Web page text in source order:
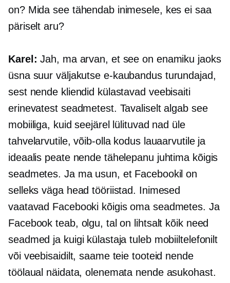
on? Mida see tähendab inimesele, kes ei saa
päriselt aru?
Karel: Jah, ma arvan, et see on enamiku jaoks
üsna suur väljakutse e-kaubandusturundajad,
sest nende kliendid külastavad veebisaiti
erinevatest seadmetest. Tavaliselt algab see
mobiiliga, kuid seejärel lülituvad nad üle
tahvelarvutile, võib-olla kodus lauaarvutile ja
ideaalis peate nende tähelepanu juhtima kõigis
seadmetes. Ja ma usun, et Facebookil on
selleks väga head tööriistad. Inimesed
vaatavad Facebooki kõigis oma seadmetes. Ja
Facebook teab, olgu, tal on lihtsalt kõik need
seadmed ja kuigi külastaja tuleb mobiiltelefonilt
või veebisaidilt, saame teie tooteid nende
töölaual näidata, olenemata nende asukohast.